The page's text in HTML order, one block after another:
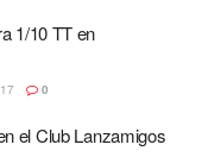
1/10 TT en
0
el Club Lanzamigos